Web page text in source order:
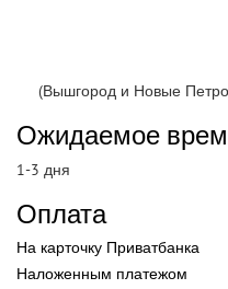
(Вышгород и Новые
Ожидаемое
1-3 дня
Оплата
На карточку Приватбанка
Наложенным платежом